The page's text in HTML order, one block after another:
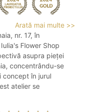
Arată mai multe >>
nr. 17, în
Flower Shop
asupra pieței
concentrându-se
concept în jurul
atelier se